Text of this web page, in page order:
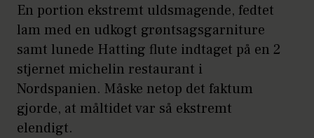
En portion ekstremt uldsmagende, fedtet
lam med en udkogt grøntsagsgarniture
samt lunede Hatting flute indtaget på en 2
stjernet michelin restaurant i
Nordspanien. Måske netop det faktum
gjorde, at måltidet var så ekstremt
elendigt.